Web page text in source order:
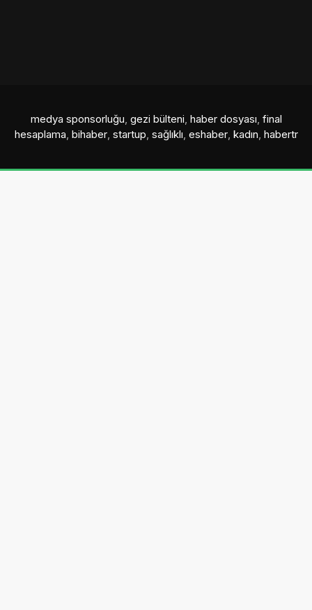
medya sponsorluğu, gezi bülteni, haber dosyası, final
hesaplama, bihaber, startup, sağlıklı, eshaber, kadın, habertr